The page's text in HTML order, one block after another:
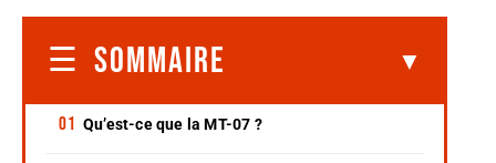
SOMMAIRE
Qu’est-ce que la MT-07 ?